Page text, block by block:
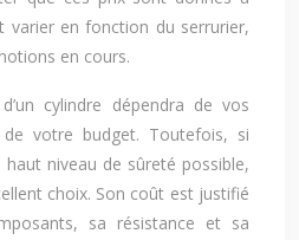
varier en fonction du serrurier,
en cours.
cylindre dépendra de vos
votre budget. Toutefois, si
niveau de sûreté possible,
choix. Son coût est justifié
sa résistance et sa